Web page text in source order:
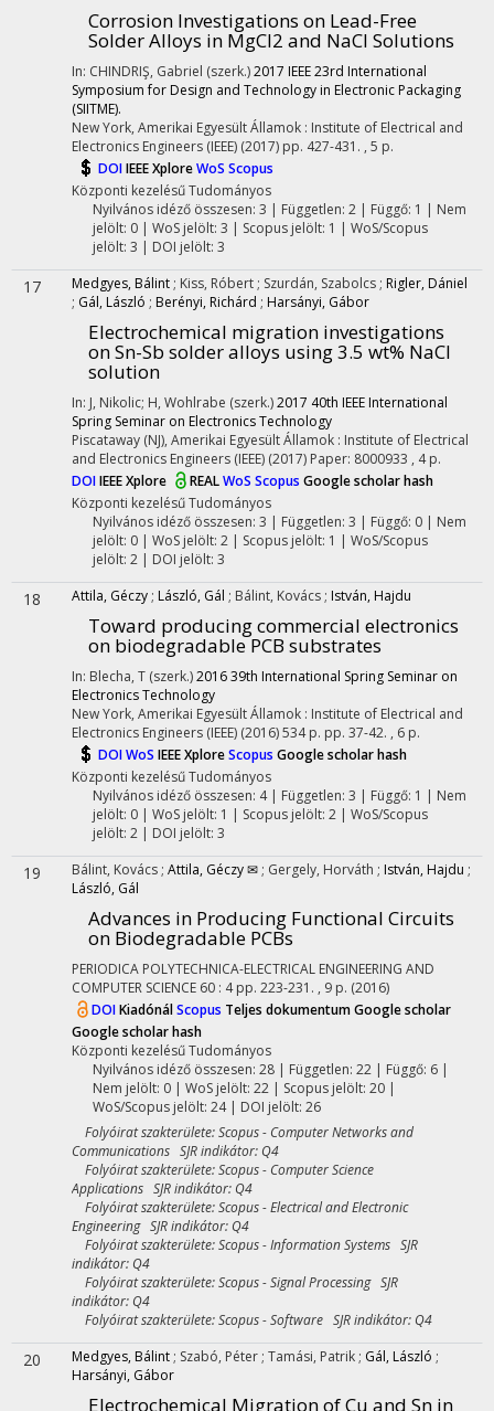
Corrosion Investigations on Lead-Free
Solder Alloys in MgCl2 and NaCl Solutions
In: CHINDRIŞ, Gabriel (szerk.)2017 IEEE 23rd International
Symposium for Design and Technology in Electronic Packaging
(SIITME).
New York, Amerikai Egyesült Államok : Institute of Electrical and
Electronics Engineers (IEEE) (2017) pp. 427-431. , 5 p.
DOIIEEE XploreWoS Scopus
Központi kezelésűTudományos
Nyilvános idéző összesen: 3 | Független: 2 | Függő: 1 | Nem
jelölt: 0 | WoS jelölt: 3 | Scopus jelölt: 1 | WoS/Scopus
jelölt: 3 | DOI jelölt: 3
17 Medgyes, Bálint ; Kiss, Róbert ; Szurdán, Szabolcs ; Rigler, Dániel
; Gál, László ; Berényi, Richárd ; Harsányi, Gábor
Electrochemical migration investigations
on Sn-Sb solder alloys using 3.5 wt% NaCl
solution
In: J, Nikolic; H, Wohlrabe (szerk.)2017 40th IEEE International
Spring Seminar on Electronics Technology
Piscataway (NJ), Amerikai Egyesült Államok : Institute of Electrical
and Electronics Engineers (IEEE) (2017) Paper: 8000933 , 4 p.
DOIIEEE Xplore REALWoS Scopus Google scholar hash
Központi kezelésűTudományos
Nyilvános idéző összesen: 3 | Független: 3 | Függő: 0 | Nem
jelölt: 0 | WoS jelölt: 2 | Scopus jelölt: 1 | WoS/Scopus
jelölt: 2 | DOI jelölt: 3
18 Attila, Géczy ; László, Gál ; Bálint, Kovács ; István, Hajdu
Toward producing commercial electronics
on biodegradable PCB substrates
In: Blecha, T (szerk.)2016 39th International Spring Seminar on
Electronics Technology
New York, Amerikai Egyesült Államok : Institute of Electrical and
Electronics Engineers (IEEE) (2016)534 p. pp. 37-42. , 6 p.
DOIWoS IEEE XploreScopus Google scholar hash
Központi kezelésűTudományos
Nyilvános idéző összesen: 4| Független: 3 | Függő: 1 | Nem
jelölt: 0 | WoS jelölt: 1 | Scopus jelölt: 2 | WoS/Scopus
jelölt: 2 | DOI jelölt: 3
19 Bálint, Kovács ; Attila, Géczy ✉ ; Gergely, Horváth ; István, Hajdu ;
László, Gál
Advances in Producing Functional Circuits
on Biodegradable PCBs
PERIODICA POLYTECHNICA-ELECTRICAL ENGINEERING AND
COMPUTER SCIENCE 60 : 4 pp. 223-231. , 9 p. (2016)
DOIKiadónálScopus Teljes dokumentumGoogle scholar
Google scholar hash
Központi kezelésűTudományos
Nyilvános idéző összesen: 28| Független: 22 | Függő: 6 |
Nem jelölt: 0 | WoS jelölt: 22 | Scopus jelölt: 20 |
WoS/Scopus jelölt: 24 | DOI jelölt: 26
Folyóirat szakterülete: Scopus - Computer Networks and
Communications SJR indikátor: Q4
Folyóirat szakterülete: Scopus - Computer Science
Applications SJR indikátor: Q4
Folyóirat szakterülete: Scopus - Electrical and Electronic
Engineering SJR indikátor: Q4
Folyóirat szakterülete: Scopus - Information Systems SJR
indikátor: Q4
Folyóirat szakterülete: Scopus - Signal Processing SJR
indikátor: Q4
Folyóirat szakterülete: Scopus - Software SJR indikátor: Q4
20 Medgyes, Bálint ; Szabó, Péter ; Tamási, Patrik ; Gál, László ;
Harsányi, Gábor
Electrochemical Migration of Cu and Sn in